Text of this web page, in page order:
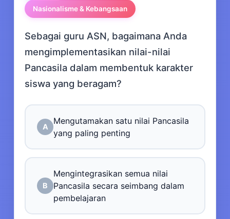
Nasionalisme & Kebangsaan
Sebagai guru ASN, bagaimana Anda
mengimplementasikan nilai-nilai
Pancasila dalam membentuk karakter
siswa yang beragam?
A
Mengutamakan satu nilai Pancasila
yang paling penting
B
Mengintegrasikan semua nilai
Pancasila secara seimbang dalam
pembelajaran